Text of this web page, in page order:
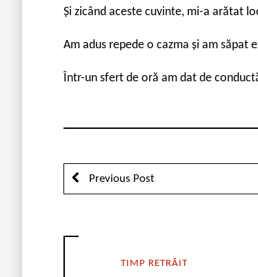
Și zicând aceste cuvinte, mi-a arătat
Am adus repede o cazma și am săpat
Într-un sfert de oră am dat de
Previous Post
TIMP RETRĂIT